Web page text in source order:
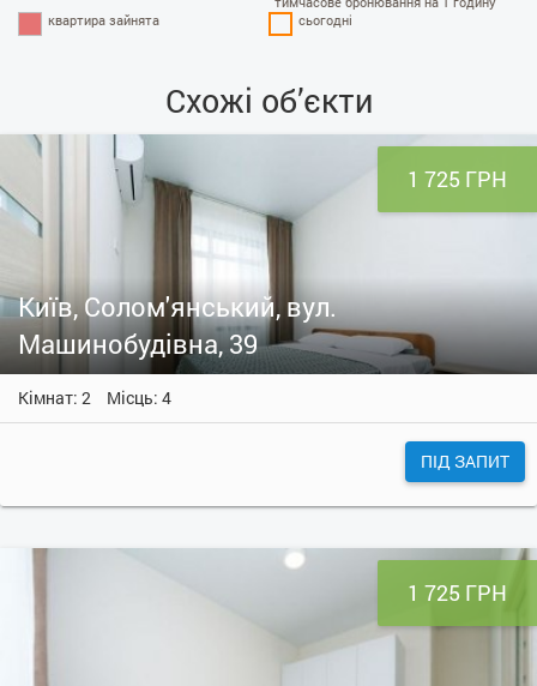
квартира зайнята
сьогодні
Схожі об’єкти
1 725 ГРН
Київ, Солом'янський, вул.
Машинобудівна, 39
Кімнат: 2 Місць: 4
ПІД ЗАПИТ
1 725 ГРН